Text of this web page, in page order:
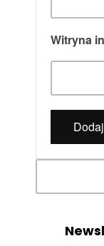
Witryna